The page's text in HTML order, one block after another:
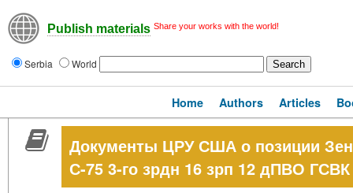
Publish materials Share your works with the world!
Serbia World
Home Authors Articles
Документы ЦРУ США о позиции
С-75 3-го зрдн 16 зрп 12 дПВО